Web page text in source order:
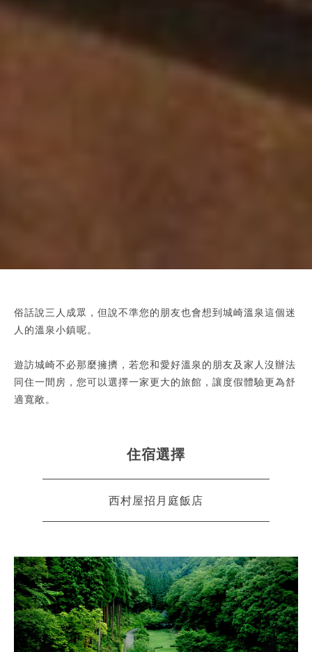
俗話說三人成眾，但說不準您的朋友也會想到城崎溫泉這個迷
人的溫泉小鎮呢。
遊訪城崎不必那麼擁擠，若您和愛好溫泉的朋友及家人沒辦法
同住一間房，您可以選擇一家更大的旅館，讓度假體驗更為舒
適寬敞。
住宿選擇
西村屋招月庭飯店